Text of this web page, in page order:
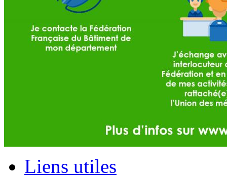
Liens utiles